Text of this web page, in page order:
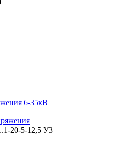
6-35кВ
20-5-12,5 У3